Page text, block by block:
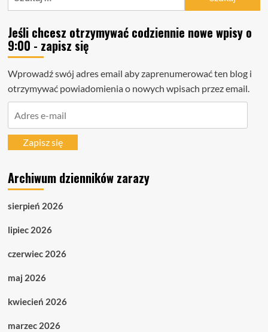
Jeśli chcesz otrzymywać codziennie nowe wpisy o
9:00 - zapisz się
Wprowadź swój adres email aby zaprenumerować ten blog i
otrzymywać powiadomienia o nowych wpisach przez email.
mailZapisz się
Archiwum dzienników zarazy
sierpień 2026
lipiec 2026
czerwiec 2026
maj 2026
kwiecień 2026
marzec 2026